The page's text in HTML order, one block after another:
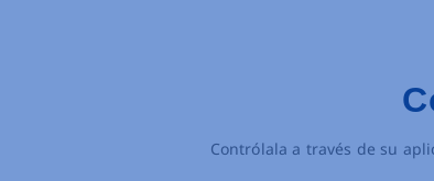
Contrólala a través de su